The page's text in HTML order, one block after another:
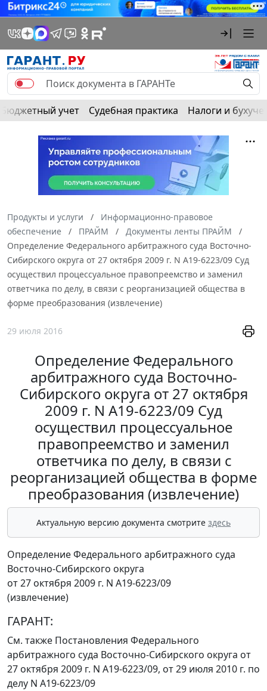
Бюджетный учет Судебная практика Налоги и
Продукты и услуги
Информационно-правовое
обеспечение
ПРАЙМ
Документы ленты ПРАЙМ
Определение Федерального арбитражного суда Восточно-
Сибирского округа от 27 октября 2009 г. N А19-6223/09 Суд
осуществил процессуальное правопреемство и заменил
ответчика по делу, в связи с реорганизацией общества в
форме преобразования (извлечение)
29 июля 2016
Определение Федерального
арбитражного суда Восточно-
Сибирского округа от 27 октября
2009 г. N А19-6223/09 Суд
осуществил процессуальное
правопреемство и заменил
ответчика по делу, в связи с
реорганизацией общества в форме
преобразования (извлечение)
Актуальную версию документа смотрите здесь
Определение Федерального арбитражного суда
Восточно-Сибирского округа
от 27 октября 2009 г. N А19-6223/09
(извлечение)
ГАРАНТ:
См. также Постановления Федерального
арбитражного суда Восточно-Сибирского округа от
27 октября 2009 г. N А19-6223/09, от 29 июля 2010 г. по
делу N А19-6223/09